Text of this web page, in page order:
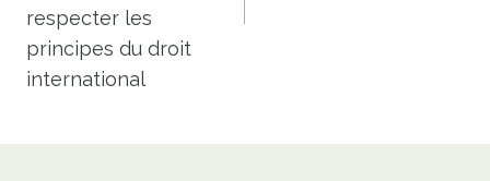
respecter les
principes du droit
international